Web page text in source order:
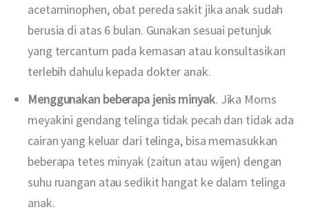
acetaminophen, obat pereda sakit jika anak sudah
berusia di atas 6 bulan. Gunakan sesuai petunjuk
yang tercantum pada kemasan atau konsultasikan
terlebih dahulu kepada dokter anak.
Menggunakan beberapa jenis minyak. Jika Moms
meyakini gendang telinga tidak pecah dan tidak ada
cairan yang keluar dari telinga, bisa memasukkan
beberapa tetes minyak (zaitun atau wijen) dengan
suhu ruangan atau sedikit hangat ke dalam telinga
anak.